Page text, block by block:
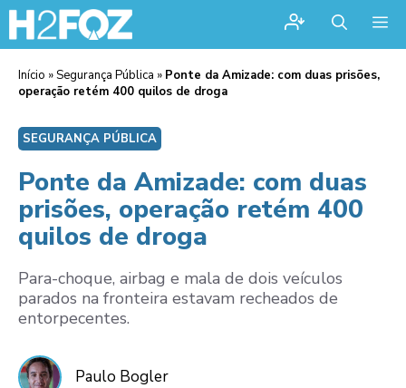
Início »Segurança Pública » Ponte da Amizade: com duas prisões,
operação retém 400 quilos de droga
SEGURANÇA PÚBLICA
Ponte da Amizade: com duas
prisões, operação retém 400
quilos de droga
Para-choque, airbag e mala de dois veículos
parados na fronteira estavam recheados de
entorpecentes.
Paulo Bogler